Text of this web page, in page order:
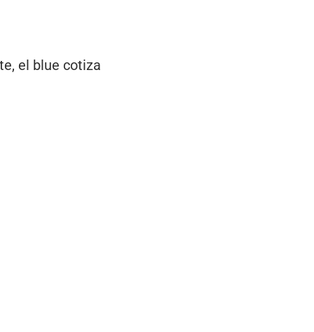
el blue cotiza